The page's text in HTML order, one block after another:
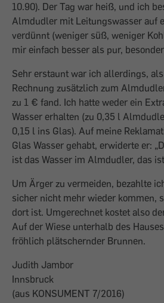
10.90). Der Tag war heiß, und ich
Almdudler mit Leitungswasser auf
verdünnt (weniger süß, weniger
mir einfach besser als pur,
Sehr erstaunt war ich allerdings,
Rechnung zusätzlich zum
zu 1 € fand. Ich hatte weder ein
Wasser erhalten (zu 0,35 l
0,15 l ins Glas). Auf meine
Glas Wasser gehabt, erwiderte er:
ist das Wasser im Almdudler, das
Um Ärger zu vermeiden, bezahlte
sicher nicht mehr wieder kommen,
dort ist. Umgerechnet kostet also
Auf der Wiese unterhalb des
fröhlich plätschernder Brunnen.
Judith Jambor
Innsbruck
(aus KONSUMENT 7/2016)